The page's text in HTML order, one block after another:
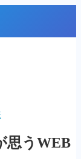
思うWEB